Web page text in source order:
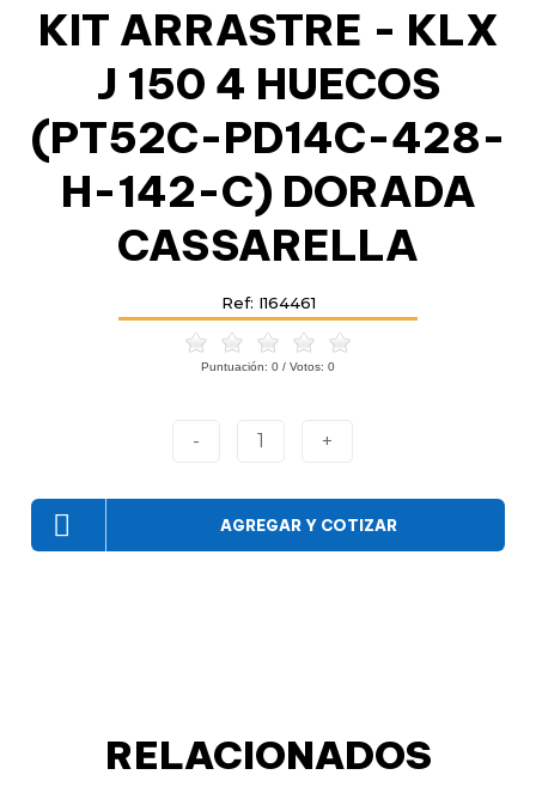
KIT ARRASTRE - KLX
J 150 4 HUECOS
(PT52C-PD14C-428-
H-142-C) DORADA
CASSARELLA
Ref: I164461
Puntuación: 0 / Votos: 0
- 1 +
AGREGAR Y COTIZAR
RELACIONADOS